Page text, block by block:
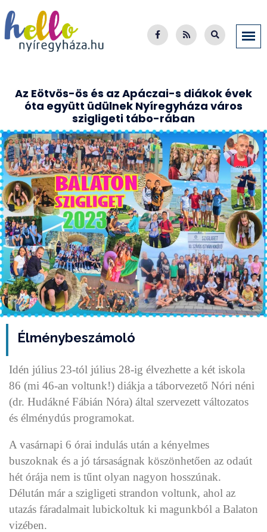
Az Eötvös-ös és az Apáczai-s diákok évek
óta együtt üdülnek Nyíregyháza város
szigligeti tábo-rában
Élménybeszámoló
Idén július 23-tól július 28-ig élvezhette a két iskola
86 (mi 46-an voltunk!) diákja a táborvezető Nóri néni
(dr. Hudákné Fábián Nóra) által szervezett változatos
és élménydús programokat.
A vasárnapi 6 órai indulás után a kényelmes
buszoknak és a jó társaságnak köszönhetően az odaút
hét órája nem is tűnt olyan nagyon hosszúnak.
Délután már a szigligeti strandon voltunk, ahol az
utazás fáradalmait lubickoltuk ki magunkból a Balaton
vizében.